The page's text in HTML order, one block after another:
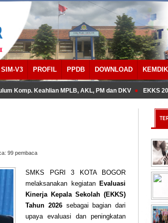
SIM-V3 PROFIL PPDB DOWNLOAD
Komp. Keahlian MPLB, AKL, PM dan DKV EKKS 2026
99 pembaca
SMKS PGRI 3 KOTA BOGOR
melaksanakan kegiatan Evaluasi
Kinerja Kepala Sekolah (EKKS)
Tahun 2026sebagai bagian dari
upaya evaluasi dan peningkatan